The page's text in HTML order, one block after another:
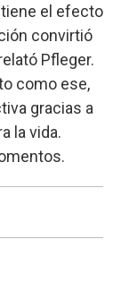
el efecto
convirtió
Pfleger.
como ese,
gracias a
la vida.